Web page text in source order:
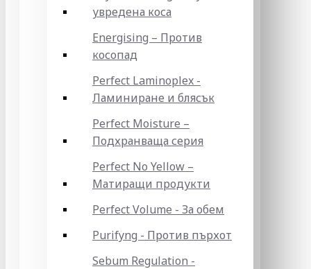
увредена коса
Energising – Против
косопад
Perfect Laminoplex -
Ламиниране и блясък
Perfect Moisture –
Подхранваща серия
Perfect No Yellow –
Матиращи продукти
Perfect Volume - За обем
Purifyng - Против пърхот
Sebum Regulation -